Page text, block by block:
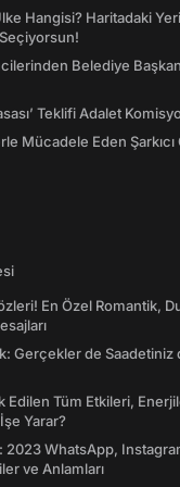
Hangisi? Haritadaki
Seçiyorsun!
Belediye
Teklifi Adalet
Mücadele Eden Şarkıcı
En Özel Romantik,
Gerçekler de Saadetiniz
Edilen Tüm Etkileri,
Yarar?
2023 WhatsApp,
ve Anlamları